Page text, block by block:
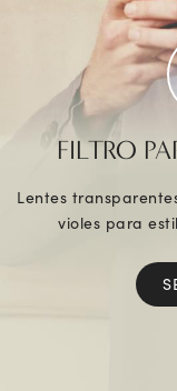
FILTRO
Lentes
violes para